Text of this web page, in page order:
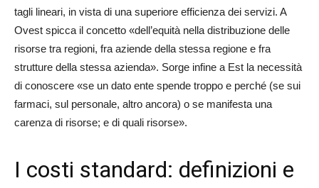
tagli lineari, in vista di una superiore efficienza dei servizi. A
Ovest spicca il concetto «dell’equità nella distribuzione delle
risorse tra regioni, fra aziende della stessa regione e fra
strutture della stessa azienda». Sorge infine a Est la necessità
di conoscere «se un dato ente spende troppo e perché (se sui
farmaci, sul personale, altro ancora) o se manifesta una
carenza di risorse; e di quali risorse».
I costi standard: definizioni e